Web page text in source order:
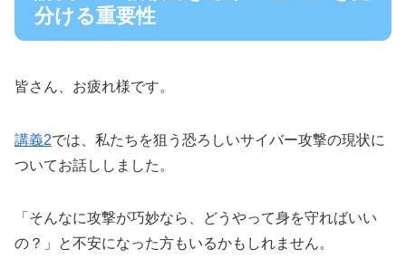
分ける重要性
皆さん、お疲れ様です。
講義2では、私たちを狙う恐ろしいサイバー攻撃の現状に
ついてお話ししました。
「そんなに攻撃が巧妙なら、どうやって身を守ればいい
の？」と不安になった方もいるかもしれません。